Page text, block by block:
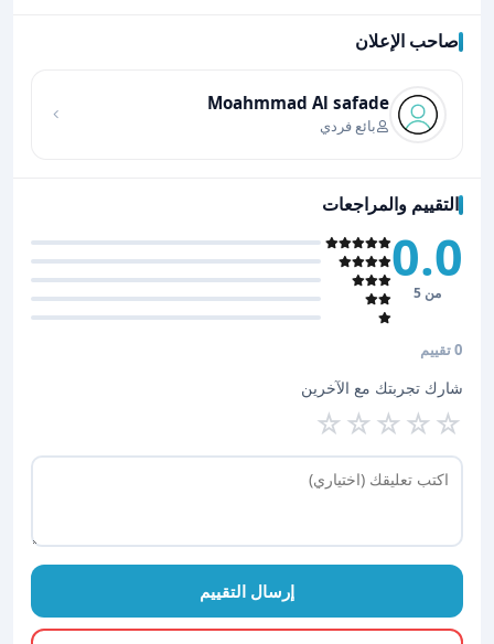
صاحب الإعلان
Moahmmad Al safade
بائع فردي
التقييم والمراجعات
0.0
من 5
0 تقييم
شارك تجربتك مع الآخرين
☆
☆
☆
☆
☆
إرسال التقييم